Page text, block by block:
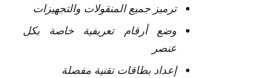
ترميز جميع المنقولات والتجهيزات
وضع أرقام تعريفية خاصة بكل
عنصر
إعداد بطاقات تقنية مفصلة